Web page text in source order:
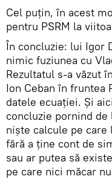
Cel puțin, în acest
pentru PSRM la
În concluzie: lui Igor
nimic fuziunea cu
Rezultatul s-a văzut
Ion Ceban în fruntea
datele ecuației. Și
concluzie pornind
niște calcule pe
fără a ține cont de
sau ar putea să
pe care nici măcar